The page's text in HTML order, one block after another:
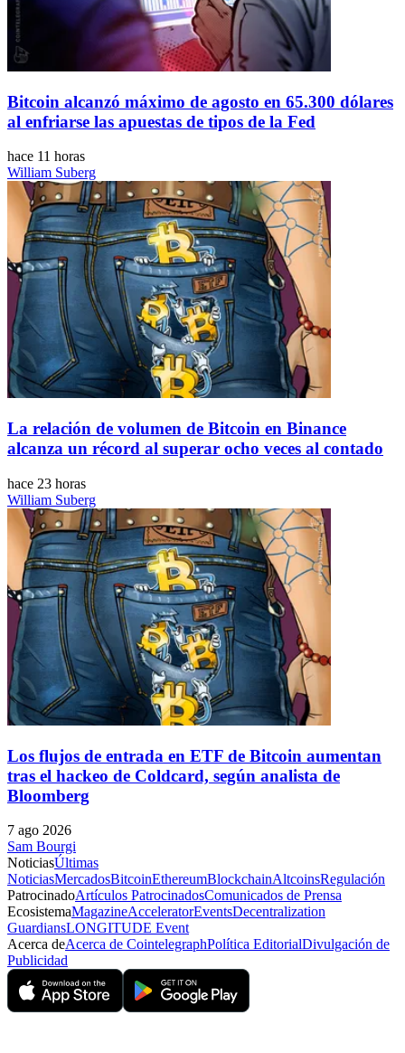
Bitcoin alcanzó máximo de agosto en 65.300 dólares
al enfriarse las apuestas de tipos de la Fed
hace 11 horas
William Suberg
La relación de volumen de Bitcoin en Binance
alcanza un récord al superar ocho veces al contado
hace 23 horas
William Suberg
Los flujos de entrada en ETF de Bitcoin aumentan
tras el hackeo de Coldcard, según analista de
Bloomberg
7 ago 2026
Sam Bourgi
NoticiasÚltimas
NoticiasMercadosBitcoinEthereumBlockchainAltcoinsRegulación
PatrocinadoArtículos PatrocinadosComunicados de Prensa
EcosistemaMagazineAcceleratorEventsDecentralization
GuardiansLONGITUDE Event
Acerca deAcerca de CointelegraphPolítica EditorialDivulgación de
Publicidad